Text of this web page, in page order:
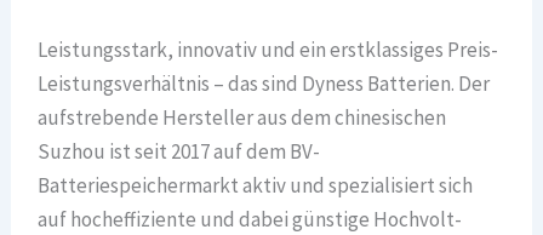
Leistungsstark, innovativ und ein erstklassiges Preis-
Leistungsverhältnis – das sind Dyness Batterien. Der
aufstrebende Hersteller aus dem chinesischen
Suzhou ist seit 2017 auf dem BV-
Batteriespeichermarkt aktiv und spezialisiert sich
auf hocheffiziente und dabei günstige Hochvolt-